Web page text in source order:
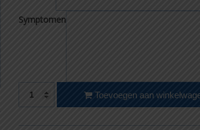
Symptomen
Fiat Panda koppelsensor aantal
Toevoegen aan